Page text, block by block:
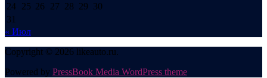
24 25 26 27 28 29 30
31
« Июл
Copyright © 2026 likeauto.ru.
Powered by PressBook Media WordPress theme